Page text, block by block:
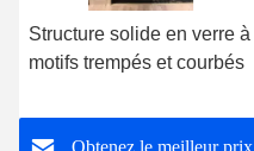
Structure solide en verre à
motifs trempés et courbés